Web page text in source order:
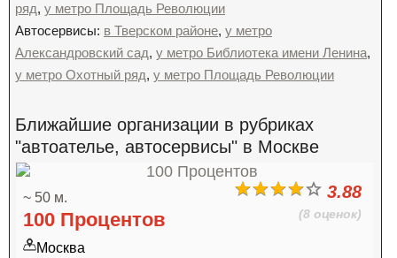
ряд, у метро Площадь Революции
Автосервисы: в Тверском районе, у метро
Александровский сад, у метро Библиотека имени Ленина,
у метро Охотный ряд, у метро Площадь Революции
Ближайшие организации в рубриках
"автоателье, автосервисы" в Москве
3.88
(8 оценок)
~ 50 м.
100 Процентов
Москва